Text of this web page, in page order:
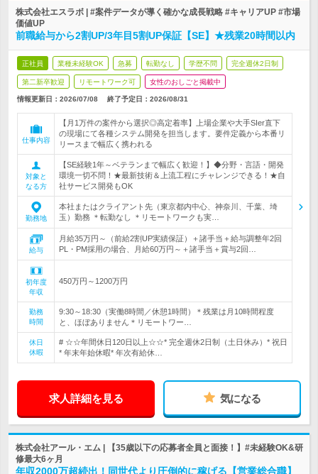
株式会社エスラボ | #案件データが導く確かな成長戦略 #キャリアUP #市場
価値UP
前職給与から2割UP/3年目5割UP保証【SE】★残業20時間以内
正社員 業種未経験OK 急募 転勤なし 学歴不問 完全週休2日制
第二新卒歓迎 リモートワーク可 女性のおしごと掲載中
情報更新日：2026/07/08 終了予定日： 2026/08/31
仕事内容
【月1万件の案件から選択◎高定着率】上場企業や大手SIer直下
の現場にて各種システム開発を担当します。要件定義から本番リ
リースまで幅広く携われる
対象と
なる方
【SE経験1年～ベテランまで幅広く歓迎！】◆分野・言語・開発
環境一切不問！★最新技術＆上流工程にチャレンジできる！★自
社サービス開発もOK
勤務地
本社またはクライアント先（東京都内中心、神奈川、千葉、埼
玉）勤務 ＊転勤なし ＊リモートワークも実…
給与
月給35万円～（前給2割UP実績保証）＋諸手当＋給与調整年2回
PL・PM採用の場合、月給60万円～＋諸手当＋賞与2回…
初年度
年収
450万円～1200万円
勤務
時間
9:30～18:30（実働8時間／休憩1時間）＊残業は月10時間程度
と、ほぼありません＊リモートワー…
休日
休暇
# ☆☆年間休日120日以上☆☆* 完全週休2日制（土日休み）* 祝日
* 年末年始休暇* 年次有給休…
求人詳細を見る 気になる
株式会社アール・エム | 【35歳以下の応募者全員と面接！】#未経験OK&研
修最大6ヶ月
年収2000万超続出！同世代より圧倒的に稼げる【営業総合職】